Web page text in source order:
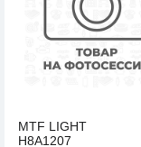
MTF LIGHT
H8A1207